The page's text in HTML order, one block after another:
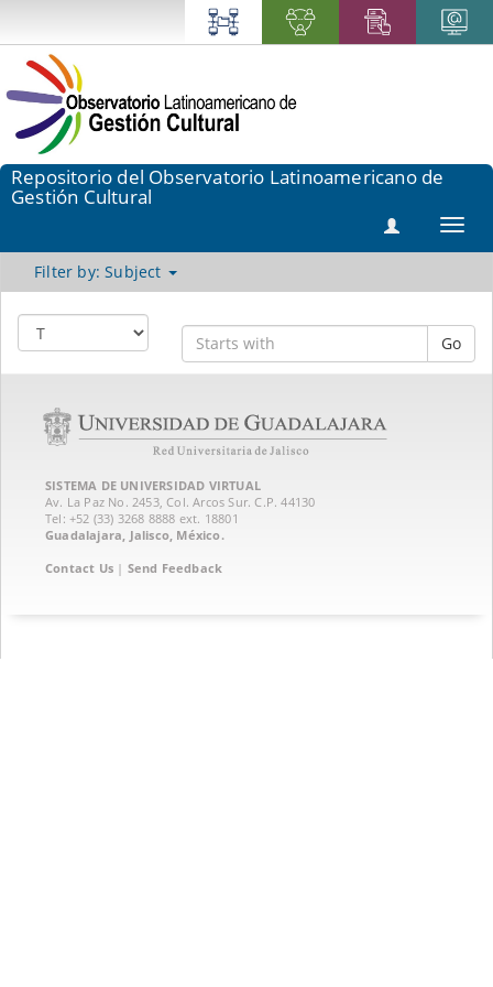
Repositorio del Observatorio Latinoamericano de
Gestión Cultural
Filter by: Subject
Go
SISTEMA DE UNIVERSIDAD VIRTUAL
Av. La Paz No. 2453, Col. Arcos Sur. C.P. 44130
Tel: +52 (33) 3268 8888‏ ext. 18801
Guadalajara, Jalisco, México.
Contact Us | Send Feedback